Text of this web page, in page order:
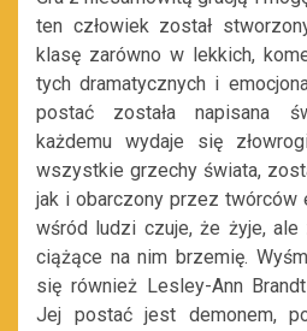
ten człowiek został
klasę zarówno w lekkich,
tych dramatycznych i
postać została napisana
każdemu wydaje się
wszystkie grzechy świata,
jak i obarczony przez twórców
wśród ludzi czuje, że żyje, ale
ciążące na nim brzemię.
się również Lesley-Ann
Jej postać jest demonem,